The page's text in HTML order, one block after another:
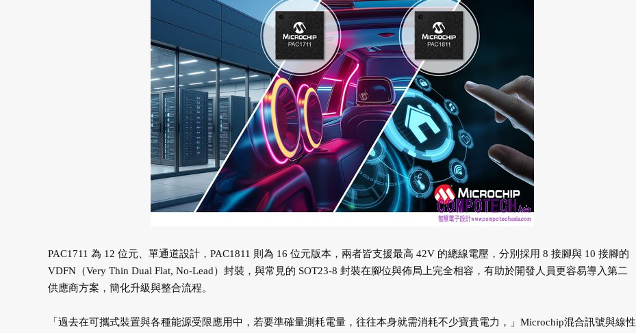
PAC1711 為 12 位元、單通道設計，PAC1811 則為 16 位元版本，兩者皆支援最高 42V 的總線電壓，分別採用 8 接腳與 10 接腳的
VDFN（Very Thin Dual Flat, No-Lead）封裝，與常見的 SOT23-8 封裝在腳位與佈局上完全相容，有助於開發人員更容易導入第二
供應商方案，簡化升級與整合流程。
「過去在可攜式裝置與各種能源受限應用中，若要準確量測耗電量，往往本身就需消耗不少寶貴電力，」Microchip混合訊號與線性